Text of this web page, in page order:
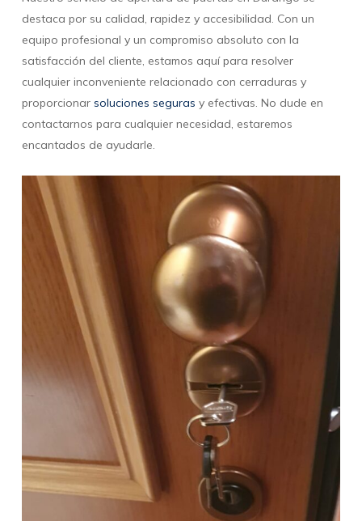
destaca por su calidad, rapidez y accesibilidad. Con un
equipo profesional y un compromiso absoluto con la
satisfacción del cliente, estamos aquí para resolver
cualquier inconveniente relacionado con cerraduras y
proporcionar soluciones seguras y efectivas. No dude en
contactarnos para cualquier necesidad, estaremos
encantados de ayudarle.